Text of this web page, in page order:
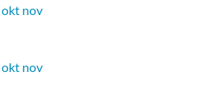
okt nov
okt nov